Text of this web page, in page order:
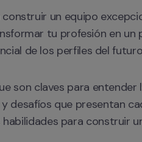
un equipo
tu profesión en
de los perfiles del
son claves para
desafíos que presentan
para construir